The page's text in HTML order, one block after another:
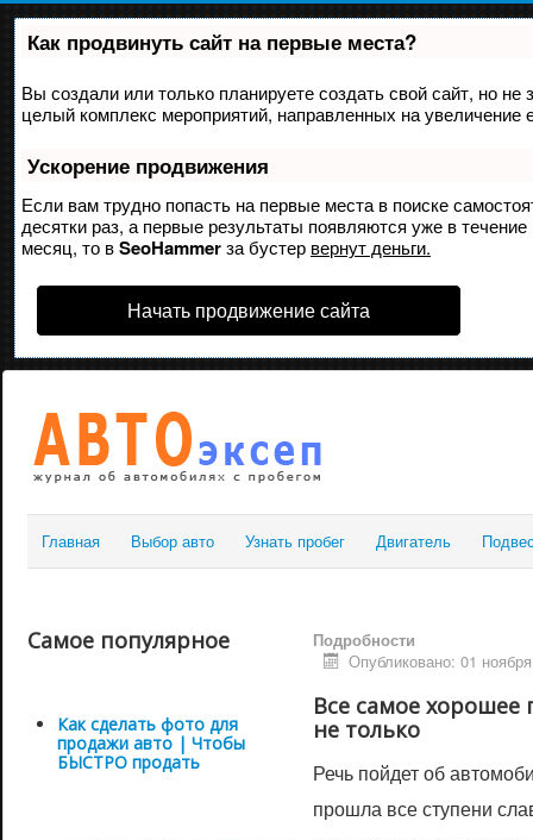
Как продвинуть сайт на первые места?
Вы создали или только планируете создать свой сайт, но
целый комплекс мероприятий, направленных на
Ускорение продвижения
Если вам трудно попасть на первые места в поиске
десятки раз, а первые результаты появляются уже в
месяц, то вSeoHammerза бустер вернут деньги.
Начать продвижение сайта
Главная Выбор авто Узнать пробег Двигатель
Самое популярное
Как сделать фото для
продажи авто | Чтобы
БЫСТРО продать
Подробности
Опубликовано: 01
Все самое
не только
Речь пойдет об
прошла все ступени